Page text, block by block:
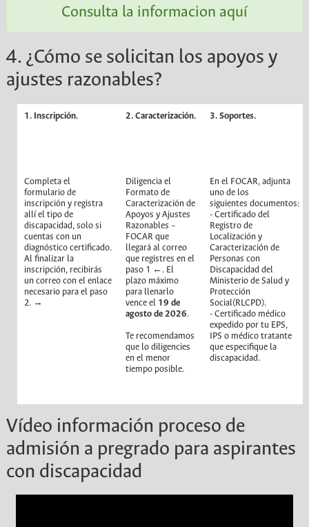
Consulta la informacion aquí
4. ¿Cómo se solicitan los apoyos y
ajustes razonables?
1. Inscripción. 2. Caracterización. 3. Soportes.
Completa el
formulario de
inscripción y registra
allí el tipo de
discapacidad, solo si
cuentas con un
diagnóstico certificado.
Al finalizar la
inscripción, recibirás
un correo con el enlace
necesario para el paso
2. →
Diligencia el
Formato de
Caracterización de
Apoyos y Ajustes
Razonables –
FOCAR que
llegará al correo
que registres en el
paso 1 ←. El
plazo máximo
para llenarlo
vence el 19 de
agosto de 2026.
Te recomendamos
que lo diligencies
en el menor
tiempo posible.
En el FOCAR, adjunta
uno de los
siguientes documentos:
- Certificado del
Registro de
Localización y
Caracterización de
Personas con
Discapacidad del
Ministerio de Salud y
Protección
Social(RLCPD).
- Certificado médico
expedido por tu EPS,
IPS o médico tratante
que especifique la
discapacidad.
Vídeo información proceso de
admisión a pregrado para aspirantes
con discapacidad